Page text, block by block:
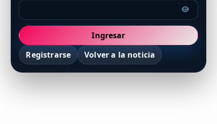
Ingresar
Registrarse
Volver a la noticia